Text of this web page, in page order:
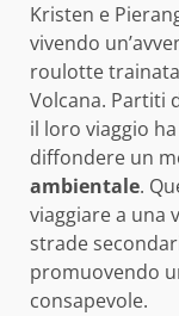
Kristen e
vivendo
roulotte
Volcana. Partiti
il loro viaggio
diffondere un
ambientale.
viaggiare a una
strade
promuovendo
consapevole.